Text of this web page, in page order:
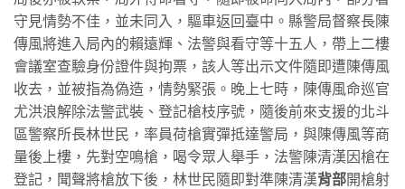
守見情勢不佳，並未同入，驅車返回臺中。縣警局督察長陳
傳風將進入局內的賴遠輝、法警與看守等十五人，帶上二樓
會議室查驗身份證件與拘票，該人等出示文件隨即遭陳傳風
收去，並被指為偽造，情勢緊張。晚上七時，陳傳風命巡官
尤洪浪解除法警武裝、登記槍枝序號，隨後前來支援的北斗
區警察所長林世民，率員荷槍實彈抵達警局，與陳傳風等商
量後上樓，先對空鳴槍，喝令眾人舉手，法警陳清漢因槍在
登記，聞聲將槍放下後，林世民隨即對準陳清漢背部開槍射